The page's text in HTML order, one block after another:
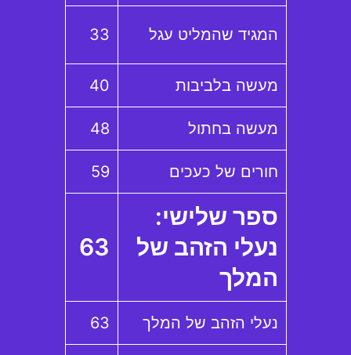
המגיד שהמליט עגל 33
מעשה בלביבות 40
מעשה בחתול 48
חורים של כעכים 59
ספר שלישי:
נעלי הזהב של
המלך
63
נעלי הזהב של המלך 63